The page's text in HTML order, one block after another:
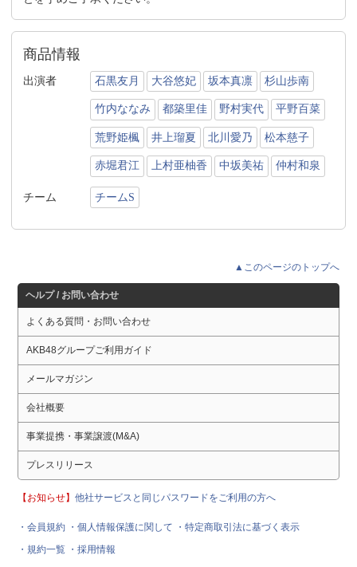
商品情報
出演者 石黒友月 大谷悠妃 坂本真凛 杉山歩南
竹内ななみ 都築里佳 野村実代 平野百菜
荒野姫楓 井上瑠夏 北川愛乃 松本慈子
赤堀君江 上村亜柚香 中坂美祐 仲村和泉
チーム チームS
▲このページのトップへ
ヘルプ / お問い合わせ
よくある質問・お問い合わせ
AKB48グループご利用ガイド
メールマガジン
会社概要
事業提携・事業譲渡(M&A)
プレスリリース
【お知らせ】他社サービスと同じパスワードをご利用の方へ
・会員規約 ・個人情報保護に関して
・特定商取引法に基づく表示
・規約一覧 ・採用情報